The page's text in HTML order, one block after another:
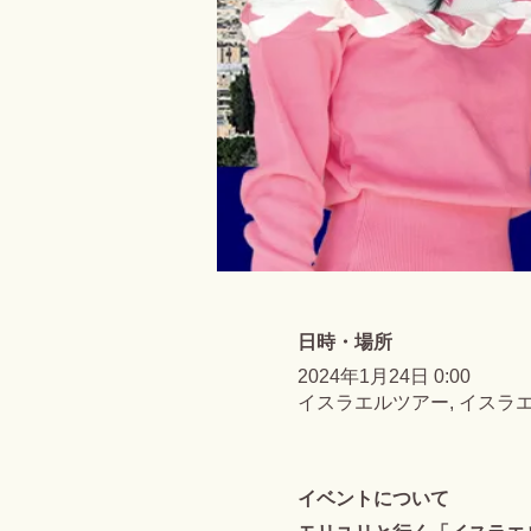
日時・場所
2024年1月24日 0:00
イスラエルツアー, イスラ
イベントについて